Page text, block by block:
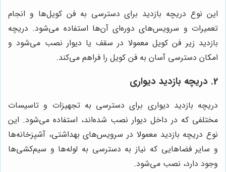
این نوع دریچه بازدید برای دسترسی به فن کویل‌ها و انجام
تعمیرات و سرویس‌های دوره‌ای آن‌ها استفاده می‌شود. دریچه
بازدید زیر فن کویل معمولا در سقف یا دیوار نصب می‌شود و
امکان دسترسی آسان به فن کویل را فراهم می‌کند.
2. دریچه بازدید دیواری
دریچه بازدید دیواری برای دسترسی به تجهیزات و تاسیسات
مختلفی که در داخل دیوار نصب شده‌اند، استفاده می‌شود. این
نوع دریچه بازدید معمولا در سرویس‌های بهداشتی، آشپزخانه‌ها
و سایر فضاهایی که نیاز به دسترسی به لوله‌ها و سیم‌کشی‌ها
وجود دارد، نصب می‌شود.